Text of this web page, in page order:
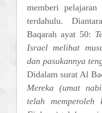
memberi
terdahulu.
Baqarah ayat 50:
Israel melihat
dan pasukannya
Didalam surat Al
Mereka (umat
telah memperoleh